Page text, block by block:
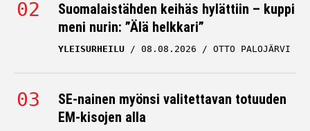
Suomalaistähden keihäs hylättiin – kuppi
meni nurin: ”Älä helkkari”
YLEISURHEILU 08.08.2026 OTTO PALOJÄRVI
SE-nainen myönsi valitettavan totuuden
EM-kisojen alla